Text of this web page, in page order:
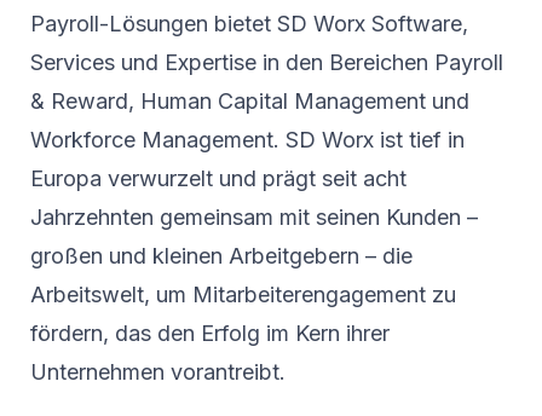
Payroll-Lösungen bietet SD Worx Software,
Services und Expertise in den Bereichen Payroll
& Reward, Human Capital Management und
Workforce Management. SD Worx ist tief in
Europa verwurzelt und prägt seit acht
Jahrzehnten gemeinsam mit seinen Kunden –
großen und kleinen Arbeitgebern – die
Arbeitswelt, um Mitarbeiterengagement zu
fördern, das den Erfolg im Kern ihrer
Unternehmen vorantreibt.